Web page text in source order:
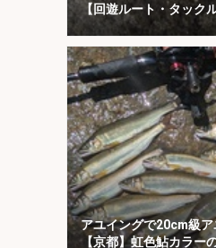
【回遊ルート・タック
ョンを解説】
アユイングで20cm級
【京都】虹色鮎カラー